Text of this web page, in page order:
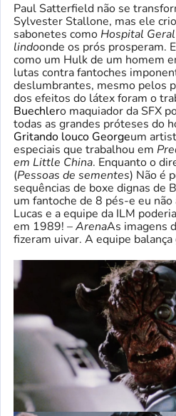
Paul Satterfield não se
Sylvester Stallone, mas ele
sabonetes como Hospital Geral
lindoonde os prós prosperam.
como um Hulk de um homem
lutas contra fantoches
deslumbrantes, mesmo pelos
dos efeitos do látex foram o
Buechlero maquiador da SFX
todas as grandes próteses do
Gritando louco Georgeum
especiais que trabalhou em
em Little China. Enquanto o
(Pessoas de sementes) Não é
sequências de boxe dignas de
um fantoche de 8 pés-e eu
Lucas e a equipe da ILM
em 1989! –ArenaAs imagens
fizeram uivar. A equipe balança